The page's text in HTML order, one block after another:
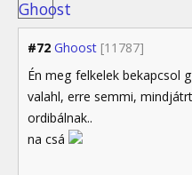
#72 Ghoost [11787]
Én meg felkelek bekapcsol
valahl, erre semmi,
ordibálnak..
na csá